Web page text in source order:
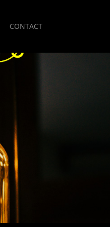
CONTACT